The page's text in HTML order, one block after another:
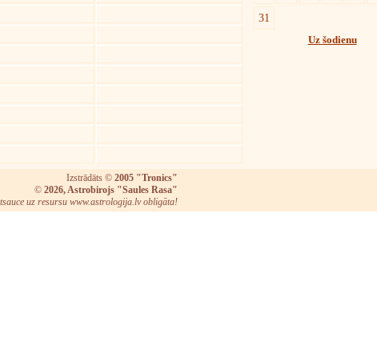
31
Uz šodienu
Izstrādāts © 2005 "Tronics"
© 2026, Astrobirojs "Saules Rasa"
uz resursu www.astrologija.lv obligāta!